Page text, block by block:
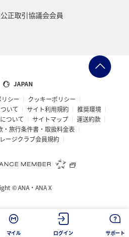
正取引協議会会員
JAPAN
シー
クッキーポリシー
いて
サイト利用規約
推奨環境
ついて
サイトマップ
運送約款
・旅行条件書・取扱料金表
ージクラブ会員規約
©ANA・ANA X
マイル ログイン サポート